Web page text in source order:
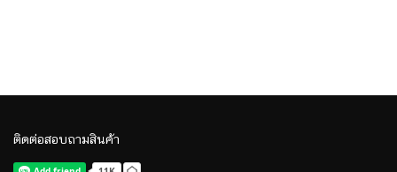
ติดต่อสอบถามสินค้า